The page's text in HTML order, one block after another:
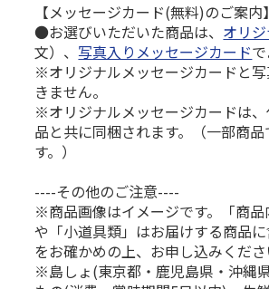
【メッセージカード(無料)のご案内】
●お選びいただいた商品は、 オリ
文）、写真入りメッセージカード
※オリジナルメッセージカードと
きません。
※オリジナルメッセージカードは
品と共に同梱されます。（一部商
す。）
----その他のご注意----
※商品画像はイメージです。「商
や「小道具類」はお届けする商品
をお確かめの上、お申し込みくださ
※島しょ(東京都・鹿児島県・沖縄